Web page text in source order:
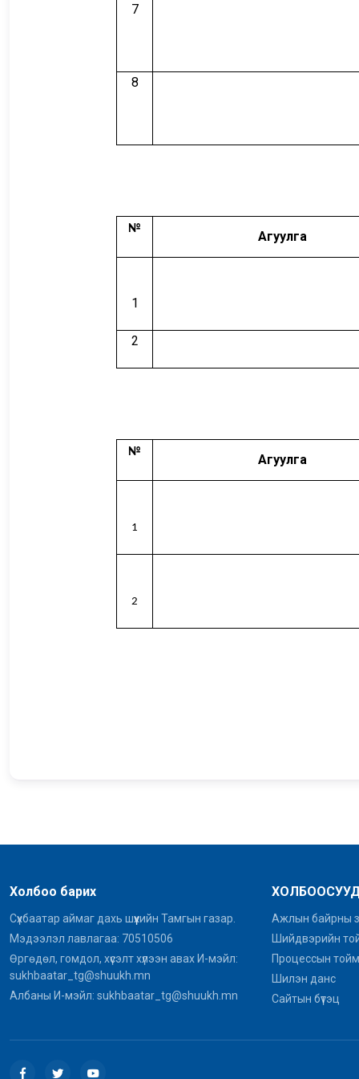
7
8
№ Агуулга
1
2
№ Агуулга
1
2
Холбоо барих
Сүхбаатар аймаг дахь шүүхийн Тамгын газар.
Мэдээлэл лавлагаа: 70510506
Өргөдөл, гомдол, хүсэлт хүлээн авах И-мэйл:
sukhbaatar_tg@shuukh.mn
Албаны И-мэйл: sukhbaatar_tg@shuukh.mn
Ажлын байрны
Шийдвэрийн
Процессын тойм
Шилэн данс
Сайтын бүтэц